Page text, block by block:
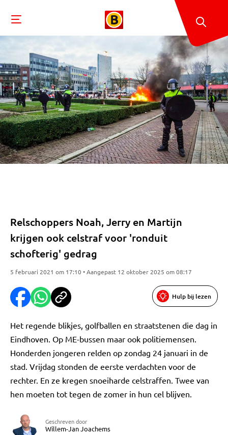
Relschoppers Noah, Jerry en Martijn
krijgen ook celstraf voor 'ronduit
schofterig' gedrag
5 februari 2021 om 17:10 • Aangepast 12 oktober 2025 om 08:17
Hulp bij lezen
Het regende blikjes, golfballen en straatstenen die dag in
Eindhoven. Op ME-bussen maar ook politiemensen.
Honderden jongeren relden op zondag 24 januari in de
stad. Vrijdag stonden de eerste verdachten voor de
rechter. En ze kregen snoeiharde celstraffen. Twee van
hen moeten tot tegen de zomer in hun cel blijven.
Geschreven door
Willem-Jan Joachems